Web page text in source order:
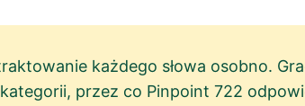
każdego słowa osobno.
przez co Pinpoint 722